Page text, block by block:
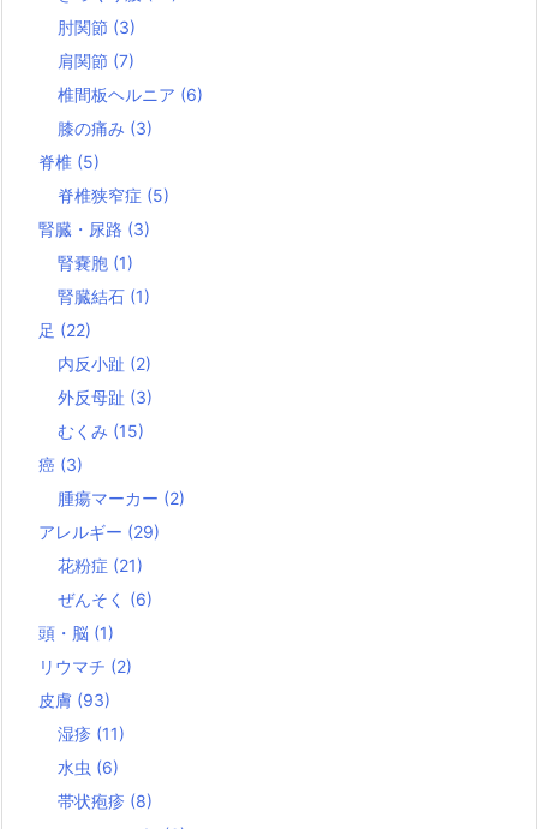
肘関節 (3)
肩関節 (7)
椎間板ヘルニア (6)
膝の痛み (3)
脊椎 (5)
脊椎狭窄症 (5)
腎臓・尿路 (3)
腎嚢胞 (1)
腎臓結石 (1)
足 (22)
内反小趾 (2)
外反母趾 (3)
むくみ (15)
癌 (3)
腫瘍マーカー (2)
アレルギー (29)
花粉症 (21)
ぜんそく (6)
頭・脳 (1)
リウマチ (2)
皮膚 (93)
湿疹 (11)
水虫 (6)
帯状疱疹 (8)